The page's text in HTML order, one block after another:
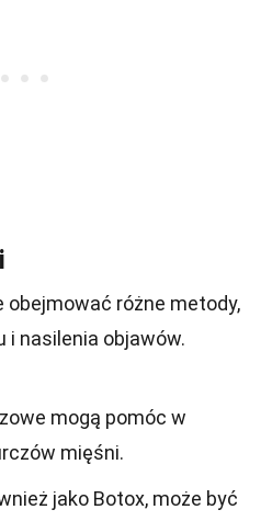
obejmować różne metody,
i nasilenia objawów.
mogą pomóc w
mięśni.
jako Botox, może być